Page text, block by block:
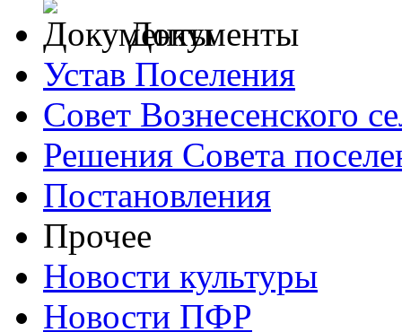
Документы
Устав Поселения
Совет Вознесенского
Решения Совета
Постановления
Прочее
Новости культуры
Новости ПФР